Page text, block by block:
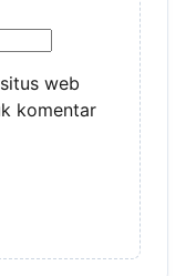
web
komentar